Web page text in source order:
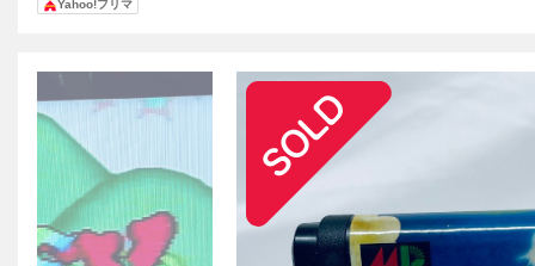
Yahoo!フリマ